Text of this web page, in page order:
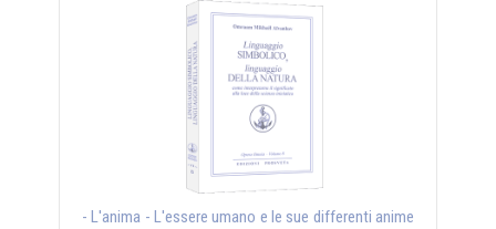
- L'anima - L'essere umano e le sue differenti anime